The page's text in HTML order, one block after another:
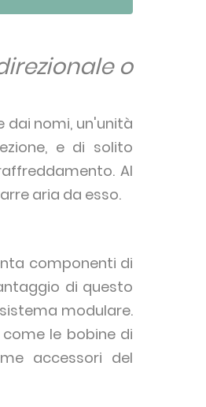
o
dai nomi, un'unità
e di solito
Al
aria da esso.
componenti di
di questo
modulare.
le bobine di
accessori del